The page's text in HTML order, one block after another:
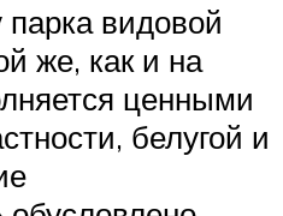
видовой
же, как и на
ценными
белугой и